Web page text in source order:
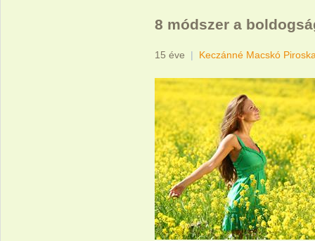
8 módszer a
15 éve | Keczánné Macskó